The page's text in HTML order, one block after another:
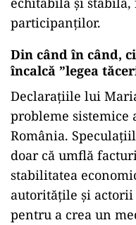
participanților.
Din când în când,
încalcă ”legea
Declarațiile lui
probleme sistemice
România.
doar că umflă
stabilitatea
autoritățile și
pentru a crea un